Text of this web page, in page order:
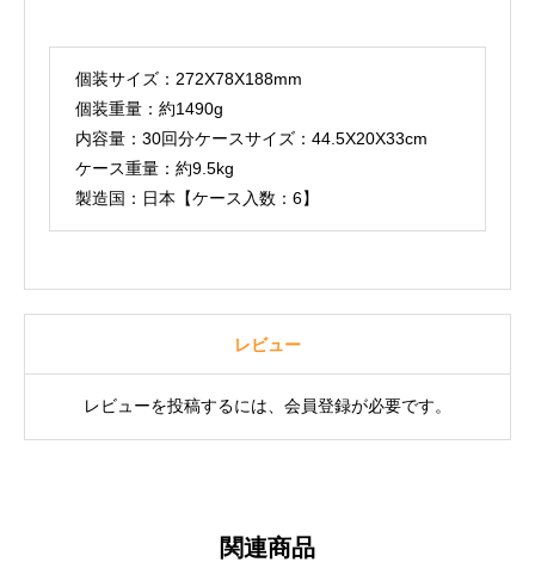
個装サイズ：272X78X188mm
個装重量：約1490g
内容量：30回分ケースサイズ：44.5X20X33cm
ケース重量：約9.5kg
製造国：日本【ケース入数：6】
レビュー
レビューを投稿するには、会員登録が必要です。
関連商品